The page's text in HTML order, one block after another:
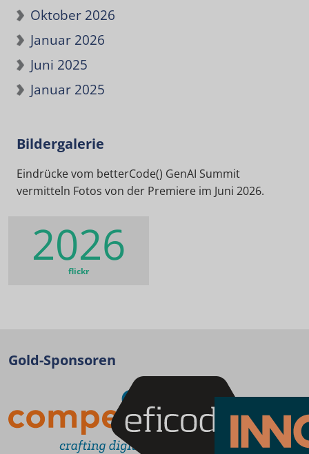
Oktober 2026
Januar 2026
Juni 2025
Januar 2025
Bildergalerie
Eindrücke vom betterCode() GenAI Summit
vermitteln Fotos von der Premiere im Juni 2026.
2026
flickr
Gold-Sponsoren